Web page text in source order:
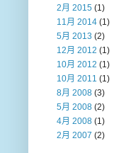
2月 2015 (1)
11月 2014 (1)
5月 2013 (2)
12月 2012 (1)
10月 2012 (1)
10月 2011 (1)
8月 2008 (3)
5月 2008 (2)
4月 2008 (1)
2月 2007 (2)